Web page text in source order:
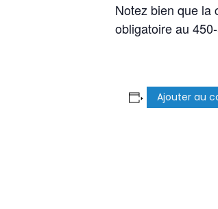
Notez bien que la
obligatoire au
Ajouter au